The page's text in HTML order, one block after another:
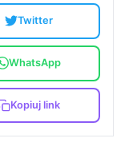
Twitter
WhatsApp
Kopiuj link